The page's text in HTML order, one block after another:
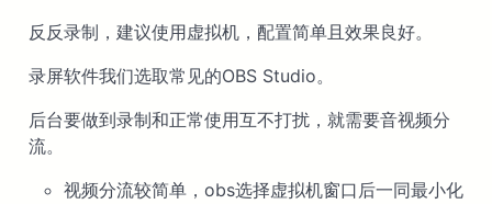
反反录制，建议使用虚拟机，配置简单且效果良好。
录屏软件我们选取常见的OBS Studio。
后台要做到录制和正常使用互不打扰，就需要音视频分
流。
视频分流较简单，obs选择虚拟机窗口后一同最小化